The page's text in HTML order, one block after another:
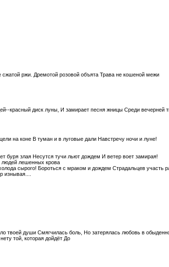
сжатой ржи. Дремотой розовой объята Трава не кошеной межи
красный диск луны, И замирает песня жницы Среди вечерней
на коне В туман и в луговые дали Навстречу ночи и луне!
буря злая Несутся тучи льют дождем И ветер воет замирая!
лешенных крова
сырого! Бороться с мраком и дождем Страдальцев участь
изнывая....
твоей души Смягчилась боль, Но затерялась любовь в
той, которая дойдёт До